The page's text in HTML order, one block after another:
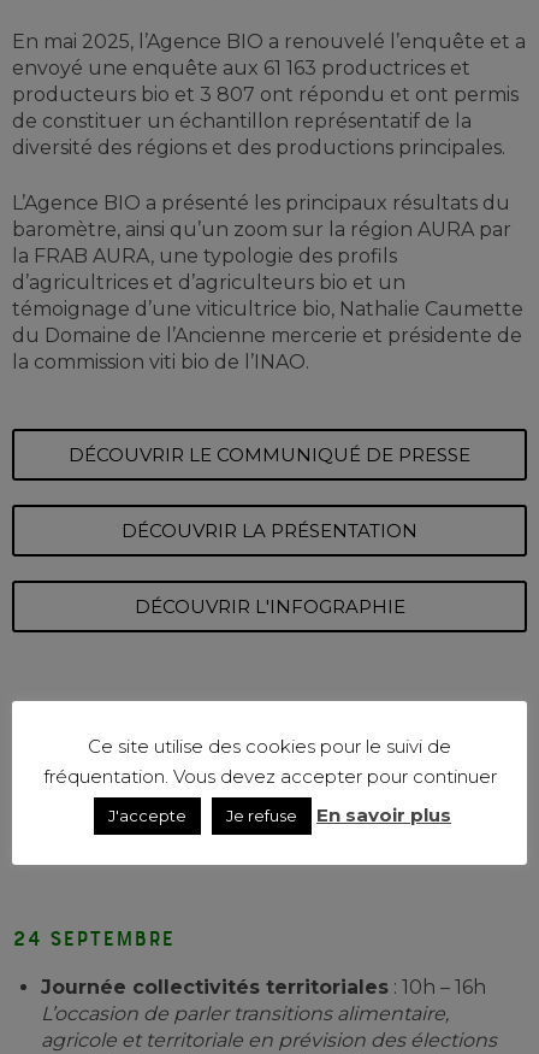
En mai 2025, l’Agence BIO a renouvelé l’enquête et a
envoyé une enquête aux 61 163 productrices et
producteurs bio et 3 807 ont répondu et ont permis
de constituer un échantillon représentatif de la
diversité des régions et des productions principales.
L’Agence BIO a présenté les principaux résultats du
baromètre, ainsi qu’un zoom sur la région AURA par
la FRAB AURA, une typologie des profils
d’agricultrices et d’agriculteurs bio et un
témoignage d’une viticultrice bio, Nathalie Caumette
du Domaine de l’Ancienne mercerie et présidente de
la commission viti bio de l’INAO.
DÉCOUVRIR LE COMMUNIQUÉ DE PRESSE
DÉCOUVRIR LA PRÉSENTATION
DÉCOUVRIR L'INFOGRAPHIE
Le programme de l’Agence BIO
24 septembre
Journée collectivités territoriales : 10h – 16h
L’occasion de parler transitions alimentaire,
agricole et territoriale en prévision des élections
Ce site utilise des cookies pour le suivi de
fréquentation. Vous devez accepter pour continuer
J'accepte Je refuse En savoir plus